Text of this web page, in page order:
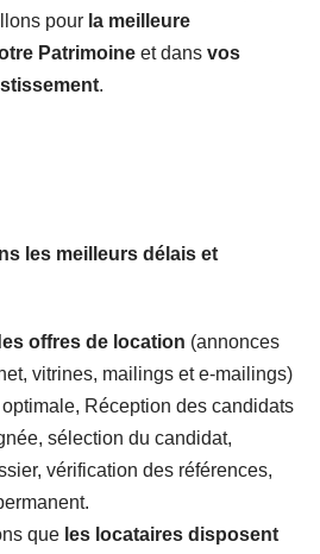
pour la meilleure
Patrimoine et dans vos
.
les meilleurs délais et
offres de location (annonces
vitrines, mailings et e-mailings)
Réception des candidats
sélection du candidat,
vérification des références,
que les locataires disposent